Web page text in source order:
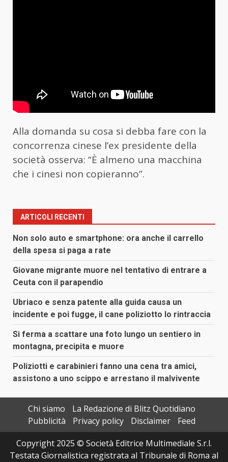
Alla domanda su cosa si debba fare con la
concorrenza cinese l’ex presidente della
società osserva: “È almeno una macchina
che i cinesi non copieranno”.
ARTICOLI RECENTI
Non solo auto e smartphone: ora anche il carrello
della spesa si paga a rate
Giovane migrante muore nel tentativo di entrare a
Ceuta con il parapendio
Ubriaco e senza patente alla guida causa un
incidente e poi fugge, il cane poliziotto lo rintraccia
Si ferma a scattare una foto lungo un sentiero in
montagna, precipita e muore
Poliziotti e carabinieri fanno una cena tra amici,
assistono a uno scippo e arrestano il malvivente
Chi siamo
La Redazione di Blitz Quotidiano
Pubblicità
Privacy policy Disclaimer
Feed
Copyright 2025 © Società Editrice Multimediale S.r.l.
Testata Giornalistica registrata al Tribunale di Roma al